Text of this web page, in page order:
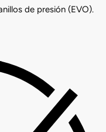
de presión (EVO).